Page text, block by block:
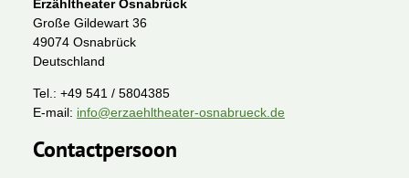
Erzähltheater Osnabrück
Große Gildewart 36
49074 Osnabrück
Deutschland
Tel.: +49 541 / 5804385
E-mail: info@erzaehltheater-osnabrueck.de
Contactpersoon